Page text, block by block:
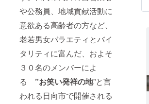
や公務員、地域貢献活動に
意欲ある高齢者の方など、
老若男女バラエティとバイ
タリティに富んだ、およそ
３０名のメンバーによ
る ”お笑い発祥の地”と言
われる日向市で開催される